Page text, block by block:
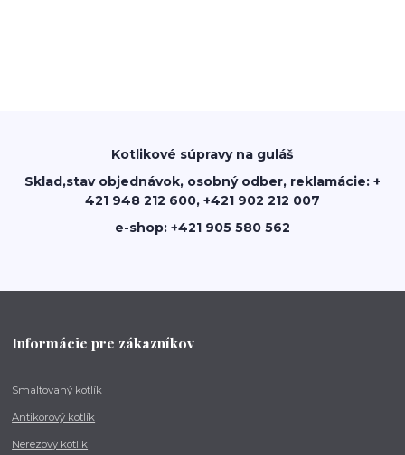
Kotlikové súpravy na guláš
Sklad,stav objednávok, osobný odber, reklamácie: +
421 948 212 600, +421 902 212 007
e-shop: +421 905 580 562
Informácie pre zákazníkov
Smaltovaný kotlík
Antikorový kotlík
Nerezový kotlík